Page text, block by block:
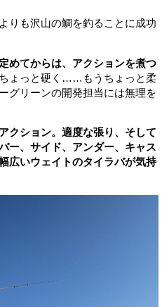
りも沢山の鯛を釣ることに成功
めてからは、アクションを煮つ
ょっと硬く……もうちょっと柔
リーンの開発担当には無理を
クション。適度な張り、そして
ー、サイド、アンダー、キャス
広いウェイトのタイラバが気持